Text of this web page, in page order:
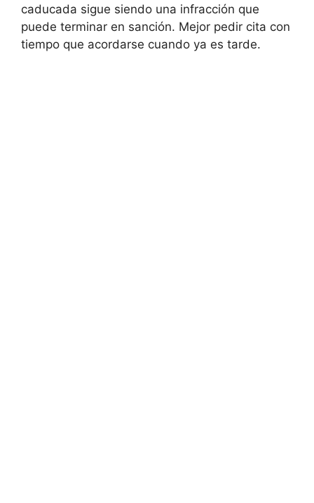
caducada sigue siendo una infracción que
puede terminar en sanción. Mejor pedir cita con
tiempo que acordarse cuando ya es tarde.